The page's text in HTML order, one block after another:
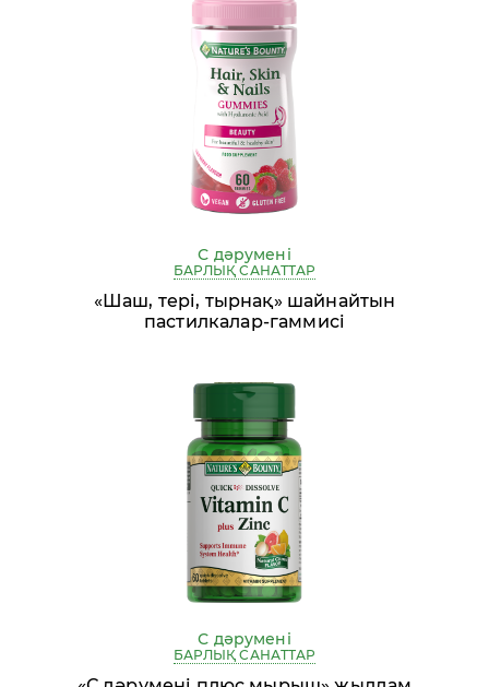
С дәрумені
БАРЛЫҚ САНАТТАР
«Шаш, тері, тырнақ» шайнайтын
пастилкалар-гаммисі
С дәрумені
БАРЛЫҚ САНАТТАР